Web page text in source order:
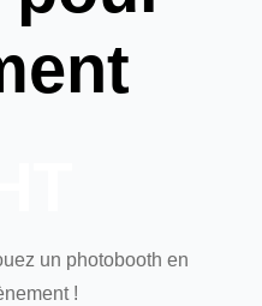
un photobooth en
!